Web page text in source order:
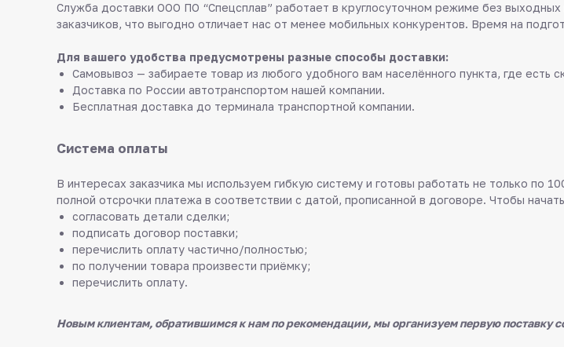
Служба доставки ООО ПО “Спецсплав” работает в круглосуточном режиме без
заказчиков, что выгодно отличает нас от менее мобильных конкурентов. Время на
Для вашего удобства предусмотрены разные способы доставки:
Самовывоз — забираете товар из любого удобного вам населённого пункта, где есть
Доставка по России автотранспортом нашей компании.
Бесплатная доставка до терминала транспортной компании.
Система оплаты
В интересах заказчика мы используем гибкую систему и готовы работать не только по
полной отсрочки платежа в соответствии с датой, прописанной в договоре. Чтобы
согласовать детали сделки;
подписать договор поставки;
перечислить оплату частично/полностью;
по получении товара произвести приёмку;
перечислить оплату.
Новым клиентам, обратившимся к нам по рекомендации, мы организуем первую поставку